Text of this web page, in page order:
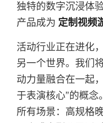
独特的数字沉浸体
产品成为 定制视频
活动行业正在进化
另一个世界。我们
动力量融合在一起
于表演核心”的概
所有场景：高规格